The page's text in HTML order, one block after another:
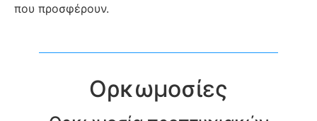
που προσφέρουν.
Ορκωμοσίες